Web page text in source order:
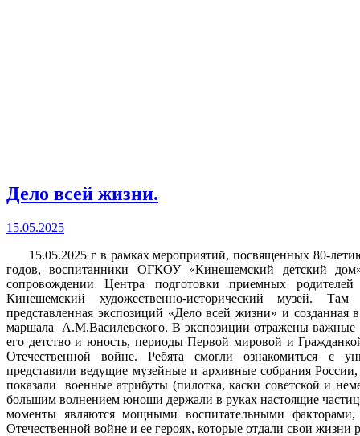
Дело всей жизни.
15.05.2025
15.05.2025 г в рамках мероприятий, посвященных 80-
годов, воспитанники ОГКОУ «Кинешемский детский
сопровождении Центра подготовки приемных
Кинешемский художественно-исторический музей.
представленная экспозиций «Дело всей жизни» и
маршала А.М.Василевского. В экспозиции отражены важные
его детство и юность, периоды Первой мировой и
Отечественной войне. Ребята смогли ознакомиться с
представили ведущие музейные и архивные собрания
показали военные атрибуты (пилотка, каски советской и
большим волнением юноши держали в руках настоящие
моменты являются мощными воспитательными
Отечественной войне и ее героях, которые отдали свои жизни